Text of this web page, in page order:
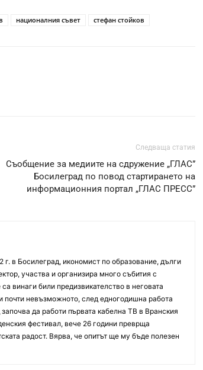
националния съвет стефан стойков
Следваща статия
Съобщение за медиите на сдружение „ГЛАС”
Босилеград по повод стартирането на
информационния портал „ГЛАС ПРЕСС”
в Босилеград, икономист по образование, дълги
участва и организира много събития с
винаги били предизвикателство в неговата
почти невъзможното, след едногодишна работа
да работи първата кабелна ТВ в Вранския
фестивал, вече 26 години преврща
радост. Вярва, че опитът ще му бъде полезен